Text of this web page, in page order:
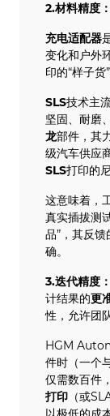
2.材料精度
充电适配器
变化和户外
印的“样子货
SLS技术主
坚固、耐磨
龙部件，其
级汽车供应
SLS打印的
这意味着，
真实插拔测
品”，其反馈
确。
3.迭代精度
计结果的更
性，允许团
HGM
件时（一个
仅需数百件
打印 （或